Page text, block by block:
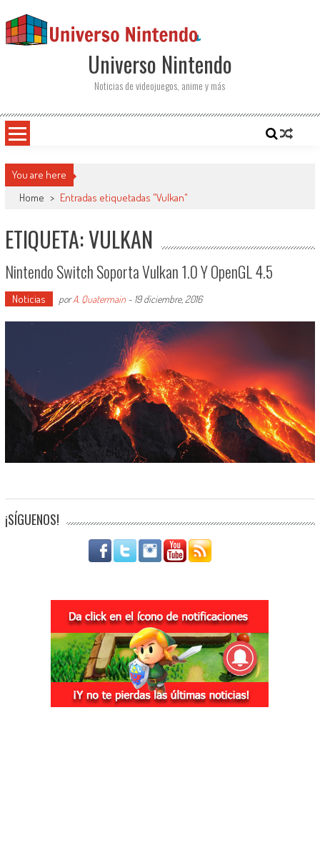
Universo Nintendo
Noticias de videojuegos, anime y más
You are here
Home > Entradas etiquetadas "Vulkan"
ETIQUETA: VULKAN
Nintendo Switch Soporta Vulkan 1.0 Y OpenGL 4.5
Noticias porA. Quatermain- 19 diciembre, 2016
¡SÍGUENOS!